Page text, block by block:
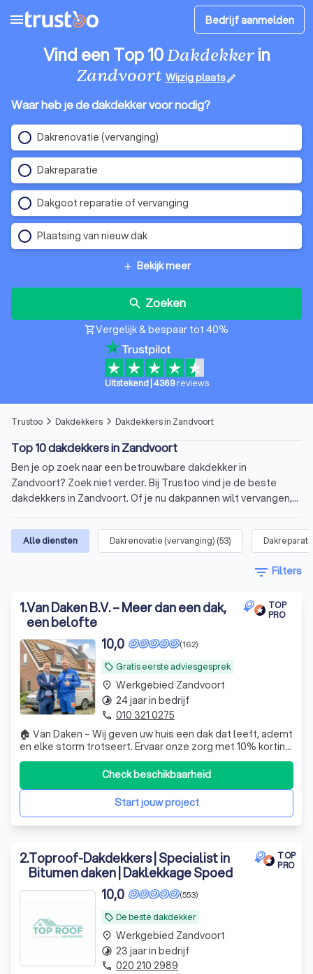
menu Bedrijf aanmelden
Vind een Top 10Dakdekkerin
Zandvoort Wijzig plaatsedit
Waar heb je de dakdekker voor nodig?
Dakrenovatie (vervanging)
Dakreparatie
Dakgoot reparatie of vervanging
Plaatsing van nieuw dak
add Bekijk meer
search Zoeken
shopping_cartVergelijk & bespaar tot 40%
Uitstekend| 4369 reviews
Trustoo arrow_forward_ios Dakdekkers arrow_forward_ios Dakdekkers in Zandvoort
Top 10 dakdekkers in Zandvoort
Ben je op zoek naar een betrouwbare dakdekker in
Zandvoort? Zoek niet verder. Bij Trustoo vind je de beste
dakdekkers in Zandvoort. Of je nu dakpannen wilt vervangen,
nodig hebt, bij ons ben je er zeker van dat je een allround
dakdekker vindt die past bij jouw klus. Op onze website vind je
heeft een gemiddelde score van 8.8 op basis van 1000+
de buurt en kies jouw favoriet.
Wat is een dakdekker?
Waarom een professionele dakdekker in
Zandvoort?
Welke diensten biedt een dakdekker aan?
Hoe vind je een betrouwbare dakdekker in
Zandvoort?
Alle diensten Dakrenovatie (vervanging) (53)
filter_list Filters
1.Van Daken B.V. – Meer dan een dak,
een belofte
TOP
PRO
local_offer Gratis eerste adviesgesprek
(162)
10,0
🏠 Van Daken – Wij geven uw huis een dak dat leeft, ademt
en elke storm trotseert. Ervaar onze zorg met 10% korting
en geniet van rust in elk seizoen.
Start jouw project
Check beschikbaarheid
place Werkgebied Zandvoort
timelapse 24 jaar in bedrijf
phone 010 321 0275
2.Toproof-Dakdekkers | Specialist in
Bitumen daken | Daklekkage Spoed
TOP
PRO
local_offer De beste dakdekker
(553)
10,0
place Werkgebied Zandvoort
timelapse 23 jaar in bedrijf
phone 020 210 2989